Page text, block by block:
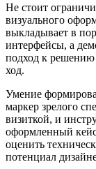
Не стоит
визуального
выкладывает в
интерфейсы, а
подход к решению
ход.
Умение
маркер зрелого
визиткой, и
оформленный
оценить
потенциал